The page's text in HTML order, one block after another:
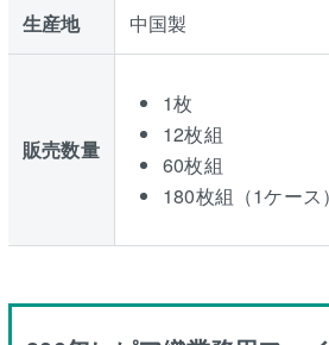
生産地 中国製
販売数量
1枚
12枚組
60枚組
180枚組（1ケース）